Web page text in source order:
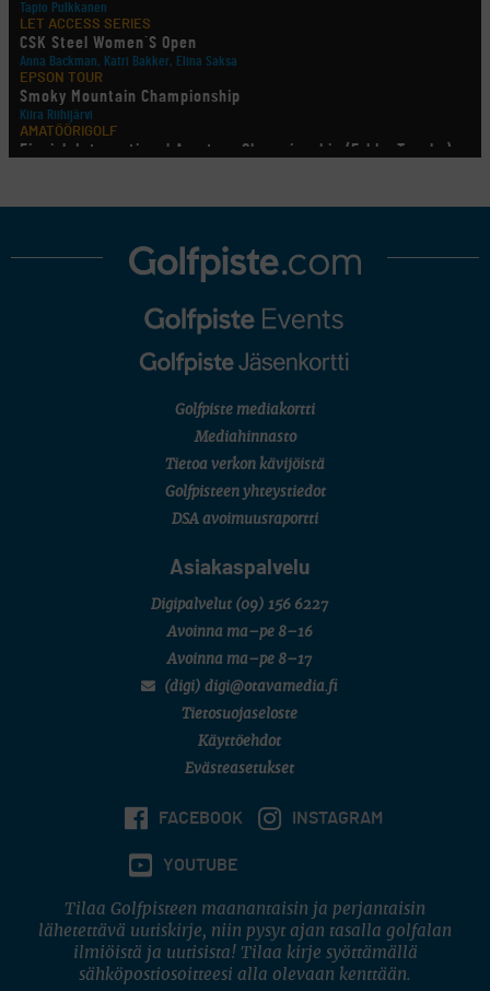
Tapio Pulkkanen
LET ACCESS SERIES
CSK Steel Women´S Open
Anna Backman, Katri Bakker, Elina Saksa
EPSON TOUR
Smoky Mountain Championship
Kiira Riihijärvi
AMATÖÖRIGOLF
Finnish International Amateur Championship (Erkko Trophy)
U18/FJT/Aulanko)
Staysure PGA Seniors Championship
U.S. Women's Amateur Championship
Kivitippu Classic Invitational 2026
7 (U18 ja U21/pojat/Tahko)
6 (Archipelagia Golf)
Golfpiste mediakortti
Mediahinnasto
Tietoa verkon kävijöistä
Golfpisteen yhteystiedot
DSA avoimuusraportti
Asiakaspalvelu
Digipalvelut (09) 156 6227
Avoinna ma–pe 8–16
Avoinna ma–pe 8–17
(digi) digi@otavamedia.fi
Tietosuojaseloste
Käyttöehdot
Evästeasetukset
FACEBOOK INSTAGRAM
YOUTUBE
Tilaa Golfpisteen maanantaisin ja perjantaisin
lähetettävä uutiskirje, niin pysyt ajan tasalla golfalan
ilmiöistä ja uutisista! Tilaa kirje syöttämällä
sähköpostiosoitteesi alla olevaan kenttään.